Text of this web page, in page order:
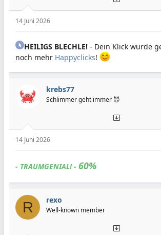
14 Juni 2026
HEILIGS BLECHLE! - Dein Klick wurde
noch mehr Happyclicks!
krebs77
Schlimmer geht immer 😈
14 Juni 2026
- TRAUMGENIAL! - 60%
R rexo
Well-known member